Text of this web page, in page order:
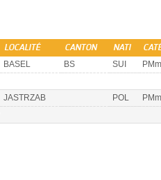
LOCALITÉ CANTON NATI
BASEL BS SUI
JASTRZAB POL